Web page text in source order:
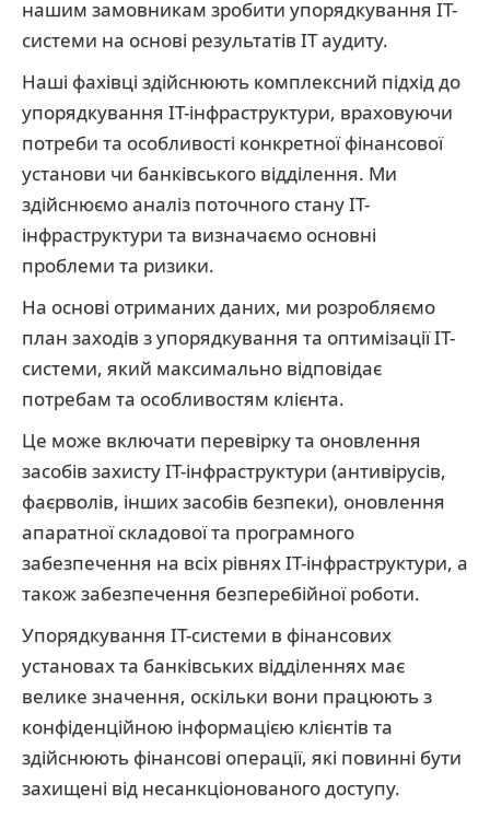
нашим замовникам зробити упорядкування IT-
системи на основі результатів ІТ аудиту.
Наші фахівці здійснюють комплексний підхід до
упорядкування IT-інфраструктури, враховуючи
потреби та особливості конкретної фінансової
установи чи банківського відділення. Ми
здійснюємо аналіз поточного стану IT-
інфраструктури та визначаємо основні
проблеми та ризики.
На основі отриманих даних, ми розробляємо
план заходів з упорядкування та оптимізації IT-
системи, який максимально відповідає
потребам та особливостям клієнта.
Це може включати перевірку та оновлення
засобів захисту IT-інфраструктури (антивірусів,
фаєрволів, інших засобів безпеки), оновлення
апаратної складової та програмного
забезпечення на всіх рівнях IT-інфраструктури, а
також забезпечення безперебійної роботи.
Упорядкування IT-системи в фінансових
установах та банківських відділеннях має
велике значення, оскільки вони працюють з
конфіденційною інформацією клієнтів та
здійснюють фінансові операції, які повинні бути
захищені від несанкціонованого доступу.